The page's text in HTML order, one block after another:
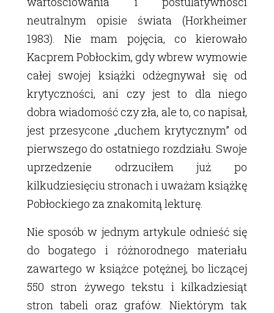
neutralnym opisie świata (Horkheimer
1983). Nie mam pojęcia, co kierowało
Kacprem Pobłockim, gdy wbrew wymowie
całej swojej książki odżegnywał się od
krytyczności, ani czy jest to dla niego
dobra wiadomość czy zła, ale to, co napisał,
jest przesycone „duchem krytycznym” od
pierwszego do ostatniego rozdziału. Swoje
uprzedzenie odrzuciłem już po
kilkudziesięciu stronach i uważam książkę
Pobłockiego za znakomitą lekturę.
Nie sposób w jednym artykule odnieść się
do bogatego i różnorodnego materiału
zawartego w książce potężnej, bo liczącej
550 stron żywego tekstu i kilkadziesiąt
stron tabeli oraz grafów. Niektórym tak